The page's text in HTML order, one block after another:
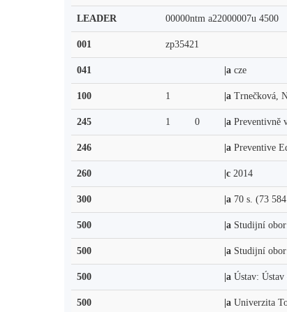
LEADER 00000ntm a22000007u 4500
001 zp35421
041 |a cze
100 1 |a Trnečková,
245 1 0 |a Preventivně
246 |a Preventive
260 |c 2014
300 |a 70 s. (73
500 |a Studijní
500 |a Studijní
500 |a Ústav: Ústav
500 |a Univerzita